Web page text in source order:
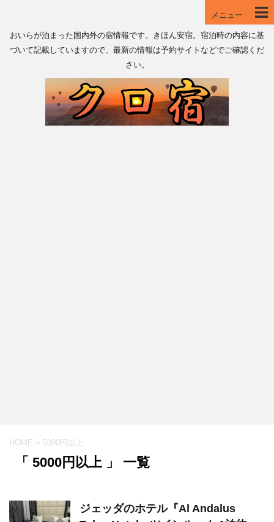
メニュー
おいらが泊まった国内外の宿情報です。きほん安宿。宿泊時の内容に基
づいて記載していますので、最新の情報は予約サイトなどでご確認くだ
さい。
HOME > 5000円以上
「 5000円以上 」 一覧
ジェッダのホテル『Al Andalus